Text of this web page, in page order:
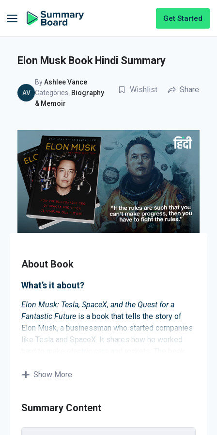
Get Started
Elon Musk Book Hindi Summary
AV
ByAshlee Vance
Categories: Biography
& Memoir
Wishlist Share
About Book
What’s it about?
Elon Musk: Tesla, SpaceX, and the Quest for a
Fantastic Future is a book that tells the story of
Elon Musk, a businessman who started companies
like Tesla and SpaceX. It shares how he worked
make the world better.
The author is Ashlee Vance. He is a writer who tells
Show More
Summary Content